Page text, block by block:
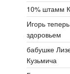
10% штамм
Игорь
здоровьем
бабушке
Кузьмича